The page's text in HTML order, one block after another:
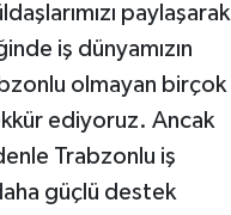
paylaşarak
iş dünyamızın
olmayan birçok
ediyoruz. Ancak
Trabzonlu iş
güçlü destek